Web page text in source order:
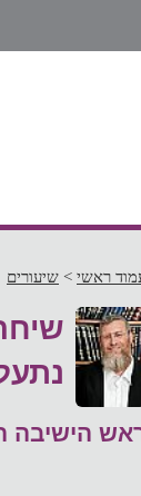
ראשי > שיעורים
הישיבה